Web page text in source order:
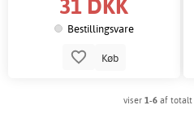
Bestillingsvare
Køb
viser 1-6af totalt